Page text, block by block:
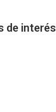
de interés